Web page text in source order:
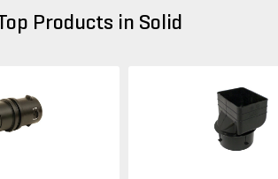
Top Products in Solid